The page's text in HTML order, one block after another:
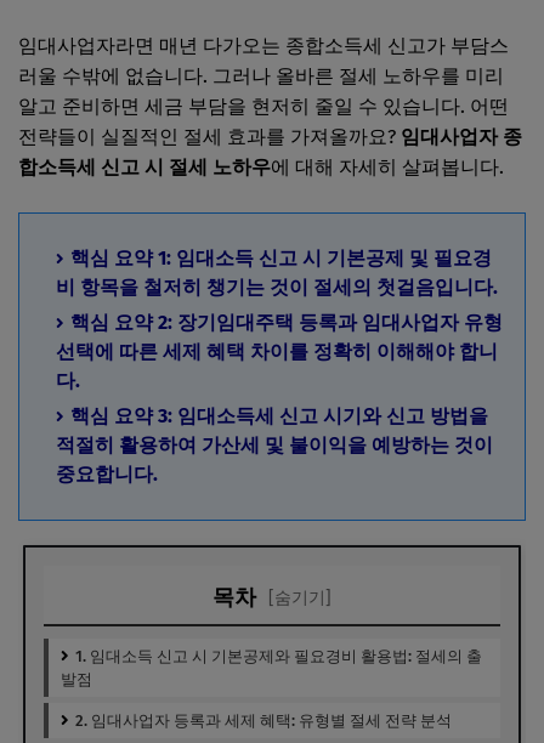
임대사업자라면 매년 다가오는 종합소득세 신고가 부담스
러울 수밖에 없습니다. 그러나 올바른 절세 노하우를 미리
알고 준비하면 세금 부담을 현저히 줄일 수 있습니다. 어떤
전략들이 실질적인 절세 효과를 가져올까요? 임대사업자 종
합소득세 신고 시 절세 노하우에 대해 자세히 살펴봅니다.
핵심 요약 1: 임대소득 신고 시 기본공제 및 필요경
비 항목을 철저히 챙기는 것이 절세의 첫걸음입니다.
핵심 요약 2: 장기임대주택 등록과 임대사업자 유형
선택에 따른 세제 혜택 차이를 정확히 이해해야 합니
다.
핵심 요약 3: 임대소득세 신고 시기와 신고 방법을
적절히 활용하여 가산세 및 불이익을 예방하는 것이
중요합니다.
목차 [숨기기]
1. 임대소득 신고 시 기본공제와 필요경비 활용법: 절세의 출
발점
2. 임대사업자 등록과 세제 혜택: 유형별 절세 전략 분석